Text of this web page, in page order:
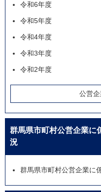
令和6年度
令和5年度
令和4年度
令和3年度
令和2年度
公営
群馬県市町村公営企業に
況
群馬県市町村公営企業に